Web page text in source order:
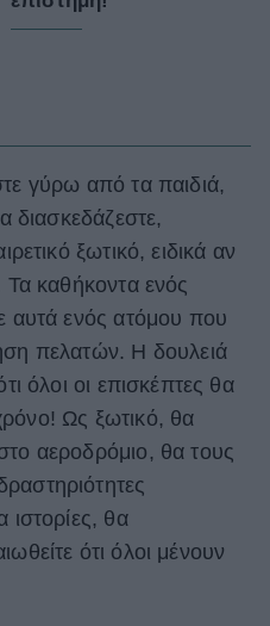
γύρω από τα παιδιά,
διασκεδάζεστε,
ξωτικό, ειδικά αν
Τα καθήκοντα ενός
αυτά ενός ατόμου που
πελατών. Η δουλειά
όλοι οι επισκέπτες θα
Ως ξωτικό, θα
αεροδρόμιο, θα τους
ιστορίες, θα
ότι όλοι μένουν